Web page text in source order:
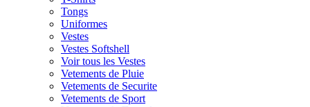
Tongs
Uniformes
Vestes
Vestes Softshell
Voir tous les Vestes
Vetements de Pluie
Vetements de Securite
Vetements de Sport